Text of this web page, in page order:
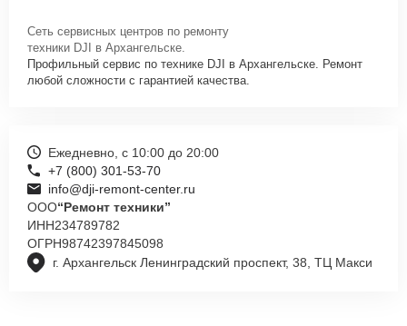
Сеть сервисных центров по ремонту
техники DJI в Архангельске.
Профильный сервис по технике DJI в Архангельске. Ремонт
любой сложности с гарантией качества.
г. Архангельск Ленинградский проспект, 38, ТЦ Макси
Ежедневно, с 10:00 до 20:00
+7 (800) 301-53-70
info@dji-remont-center.ru
ООО“Ремонт техники”
ИНН234789782
ОГРН98742397845098